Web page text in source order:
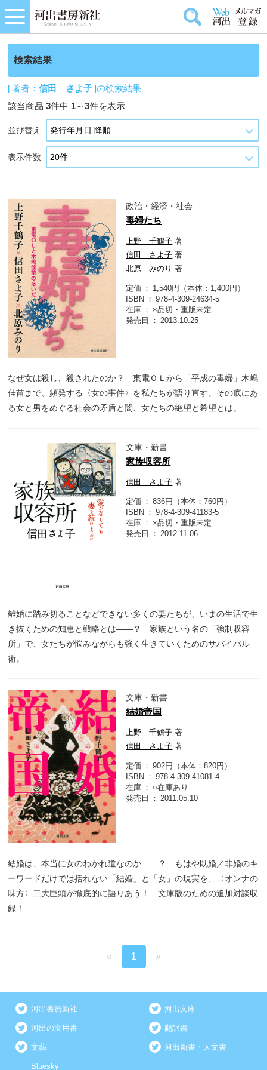
検索結果
[ 著者：信田 さよ子]の検索結果
該当商品3件中 1～3件を表示
並び替え
表示件数
政治・経済・社会
毒婦たち
上野 千鶴子 著
信田 さよ子 著
北原 みのり 著
定価
1,540円（本体：1,400円）
ISBN
978-4-309-24634-5
在庫
×品切・重版未定
発売日
2013.10.25
なぜ女は殺し、殺されたのか？ 東電ＯＬから「平成の毒婦」木嶋
佳苗まで、頻発する〈女の事件〉を私たちが語り直す。その底にあ
る女と男をめぐる社会の矛盾と闇、女たちの絶望と希望とは。
文庫・新書
家族収容所
信田 さよ子 著
定価
836円（本体：760円）
ISBN
978-4-309-41183-5
在庫
×品切・重版未定
発売日
2012.11.06
離婚に踏み切ることなどできない多くの妻たちが、いまの生活で生
き抜くための知恵と戦略とは――？ 家族という名の「強制収容
所」で、女たちが悩みながらも強く生きていくためのサバイバル
術。
文庫・新書
結婚帝国
上野 千鶴子 著
信田 さよ子 著
定価
902円（本体：820円）
ISBN
978-4-309-41081-4
在庫
○在庫あり
発売日
2011.05.10
結婚は、本当に女のわかれ道なのか……？ もはや既婚／非婚のキ
ーワードだけでは括れない「結婚」と「女」の現実を、〈オンナの
味方〉二大巨頭が徹底的に語りあう！ 文庫版のための追加対談収
録！
« 1 »
河出書房新社 河出文庫
河出の実用書 翻訳書
文藝 河出新書・人文書
Bluesky